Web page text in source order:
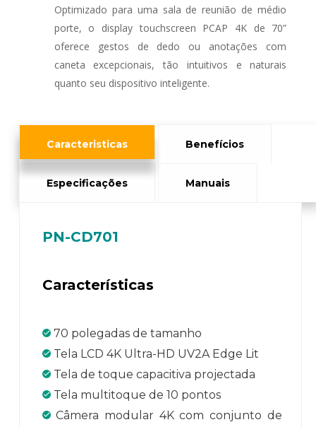
Optimizado para uma sala de reunião de médio
porte, o display touchscreen PCAP 4K de 70”
oferece gestos de dedo ou anotações com
caneta excepcionais, tão intuitivos e naturais
quanto seu dispositivo inteligente.
Caracteristicas Benefícios
Especificações Manuais
PN-CD701
Características
70 polegadas de tamanho
Tela LCD 4K Ultra-HD UV2A Edge Lit
Tela de toque capacitiva projectada
Tela multitoque de 10 pontos
Câmera modular 4K com conjunto de